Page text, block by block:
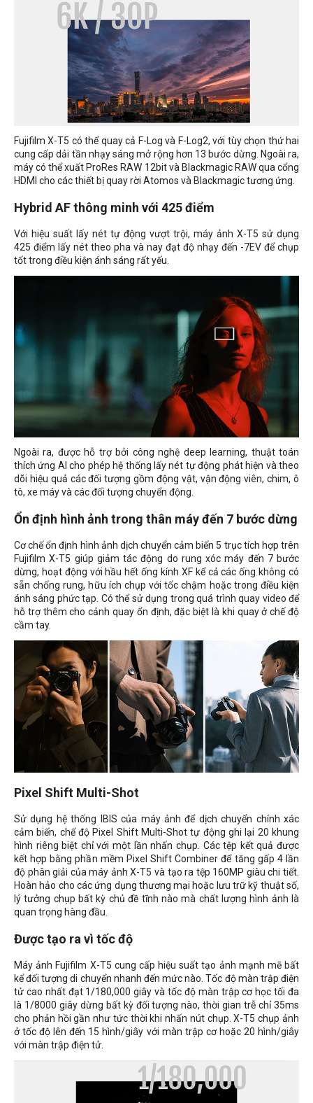
Fujifilm X-T5 có thể quay cả F-Log và F-Log2, với tùy chọn thứ hai
cung cấp dải tần nhạy sáng mở rộng hơn 13 bước dừng. Ngoài ra,
máy có thể xuất ProRes RAW 12bit và Blackmagic RAW qua cổng
HDMI cho các thiết bị quay rời Atomos và Blackmagic tương ứng.
Hybrid AF thông minh với 425 điểm
Với hiệu suất lấy nét tự động vượt trội, máy ảnh X-T5 sử dụng
425 điểm lấy nét theo pha và nay đạt độ nhạy đến -7EV để chụp
tốt trong điều kiện ánh sáng rất yếu.
Ngoài ra, được hỗ trợ bởi công nghệ deep learning, thuật toán
thích ứng AI cho phép hệ thống lấy nét tự động phát hiện và theo
dõi hiệu quả các đối tượng gồm động vật, vận động viên, chim, ô
tô, xe máy và các đối tượng chuyển động.
Ổn định hình ảnh trong thân máy đến 7 bước dừng
Cơ chế ổn định hình ảnh dịch chuyển cảm biến 5 trục tích hợp trên
Fujifilm X-T5 giúp giảm tác động do rung xóc máy đến 7 bước
dừng, hoạt động với hầu hết ống kính XF kể cả các ống không có
sẵn chống rung, hữu ích chụp với tốc chậm hoặc trong điều kiện
ánh sáng phức tạp. Có thể sử dụng trong quá trình quay video để
hỗ trợ thêm cho cảnh quay ổn định, đặc biệt là khi quay ở chế độ
cầm tay.
Pixel Shift Multi-Shot
Sử dụng hệ thống IBIS của máy ảnh để dịch chuyển chính xác
cảm biến, chế độ Pixel Shift Multi-Shot tự động ghi lại 20 khung
hình riêng biệt chỉ với một lần nhấn chụp. Các tệp kết quả được
kết hợp bằng phần mềm Pixel Shift Combiner để tăng gấp 4 lần
độ phân giải của máy ảnh X-T5 và tạo ra tệp 160MP giàu chi tiết.
Hoàn hảo cho các ứng dụng thương mại hoặc lưu trữ kỹ thuật số,
lý tưởng chụp bất kỳ chủ đề tĩnh nào mà chất lượng hình ảnh là
quan trọng hàng đầu.
Được tạo ra vì tốc độ
Máy ảnh Fujifilm X-T5 cung cấp hiệu suất tạo ảnh mạnh mẽ bất
kể đối tượng di chuyển nhanh đến mức nào. Tốc độ màn trập điện
tử cao nhất đạt 1/180,000 giây và tốc độ màn trập cơ học tối đa
là 1/8000 giây dừng bất kỳ đối tượng nào, thời gian trễ chỉ 35ms
cho phản hồi gần như tức thời khi nhấn nút chụp. X-T5 chụp ảnh
ở tốc độ lên đến 15 hình/giây với màn trập cơ hoặc 20 hình/giây
với màn trập điện tử.